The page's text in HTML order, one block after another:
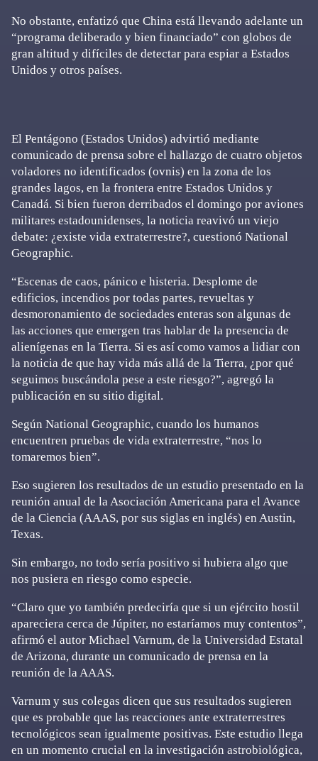
No obstante, enfatizó que China está llevando adelante un
“programa deliberado y bien financiado” con globos de
gran altitud y difíciles de detectar para espiar a Estados
Unidos y otros países.
El Pentágono (Estados Unidos) advirtió mediante
comunicado de prensa sobre el hallazgo de cuatro objetos
voladores no identificados (ovnis) en la zona de los
grandes lagos, en la frontera entre Estados Unidos y
Canadá. Si bien fueron derribados el domingo por aviones
militares estadounidenses, la noticia reavivó un viejo
debate: ¿existe vida extraterrestre?, cuestionó National
Geographic.
“Escenas de caos, pánico e histeria. Desplome de
edificios, incendios por todas partes, revueltas y
desmoronamiento de sociedades enteras son algunas de
las acciones que emergen tras hablar de la presencia de
alienígenas en la Tierra. Si es así como vamos a lidiar con
la noticia de que hay vida más allá de la Tierra, ¿por qué
seguimos buscándola pese a este riesgo?”, agregó la
publicación en su sitio digital.
Según National Geographic, cuando los humanos
encuentren pruebas de vida extraterrestre, “nos lo
tomaremos bien”.
Eso sugieren los resultados de un estudio presentado en la
reunión anual de la Asociación Americana para el Avance
de la Ciencia (AAAS, por sus siglas en inglés) en Austin,
Texas.
Sin embargo, no todo sería positivo si hubiera algo que
nos pusiera en riesgo como especie.
“Claro que yo también predeciría que si un ejército hostil
apareciera cerca de Júpiter, no estaríamos muy contentos”,
afirmó el autor Michael Varnum, de la Universidad Estatal
de Arizona, durante un comunicado de prensa en la
reunión de la AAAS.
Varnum y sus colegas dicen que sus resultados sugieren
que es probable que las reacciones ante extraterrestres
tecnológicos sean igualmente positivas. Este estudio llega
en un momento crucial en la investigación astrobiológica,